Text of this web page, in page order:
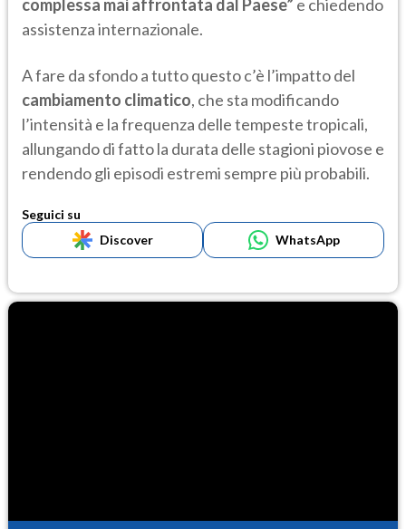
complessa mai affrontata dal Paese” e chiedendo
assistenza internazionale.
A fare da sfondo a tutto questo c’è l’impatto del
cambiamento climatico, che sta modificando
l’intensità e la frequenza delle tempeste tropicali,
allungando di fatto la durata delle stagioni piovose e
rendendo gli episodi estremi sempre più probabili.
Seguici su
Discover
WhatsApp